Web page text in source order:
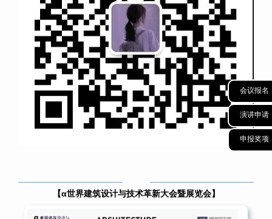
会议报名
演讲申请
申报奖项
【α世界建筑设计与技术革新大会暨展览会】